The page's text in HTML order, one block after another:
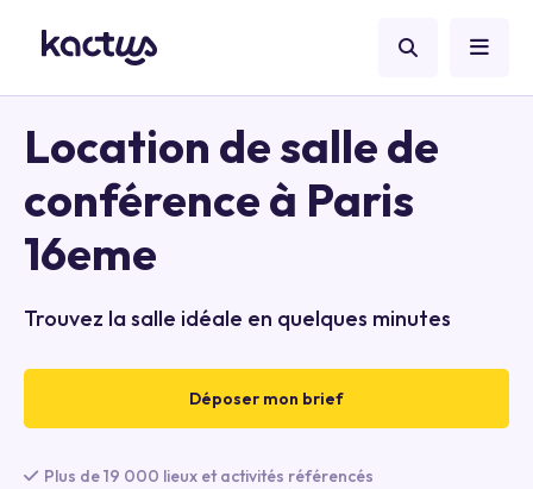
Location de salle de
conférence à Paris
16eme
Trouvez la salle idéale en quelques minutes
Déposer mon brief
Plus de 19 000 lieux et activités référencés